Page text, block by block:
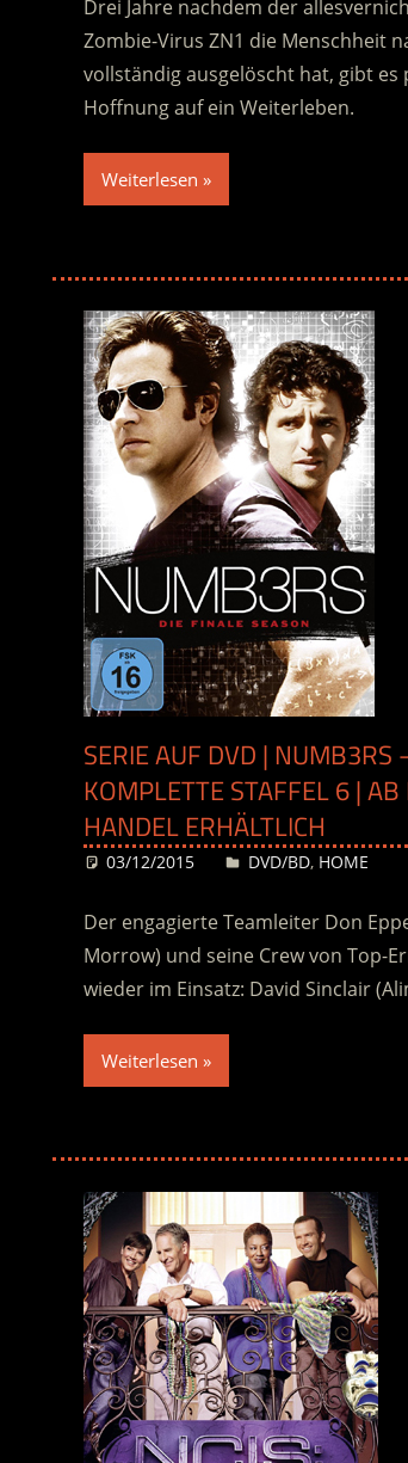
Drei Jahre nachdem der
Zombie-Virus ZN1 die Menschheit
vollständig ausgelöscht hat, gibt es
Hoffnung auf ein Weiterleben.
Weiterlesen
SERIE AUF DVD | NUMB3RS
KOMPLETTE STAFFEL 6 |
HANDEL ERHÄLTLICH
03/12/2015 Desiree
DVD/BD, HOME
Der engagierte Teamleiter Don
Morrow) und seine Crew von Top-
wieder im Einsatz: David Sinclair
Weiterlesen